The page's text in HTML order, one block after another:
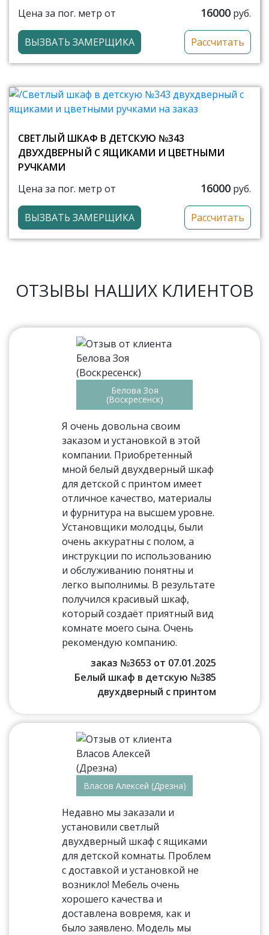
Цена за пог. метр от
16000 руб.
ВЫЗВАТЬ ЗАМЕРЩИКА Рассчитать
СВЕТЛЫЙ ШКАФ В ДЕТСКУЮ №343
ДВУХДВЕРНЫЙ С ЯЩИКАМИ И ЦВЕТНЫМИ
РУЧКАМИ
Цена за пог. метр от
16000 руб.
ВЫЗВАТЬ ЗАМЕРЩИКА Рассчитать
ОТЗЫВЫ НАШИХ КЛИЕНТОВ
Белова Зоя
(Воскресенск)
Я очень довольна своим
заказом и установкой в этой
компании. Приобретенный
мной белый двухдверный шкаф
для детской с принтом имеет
отличное качество, материалы
и фурнитура на высшем уровне.
Установщики молодцы, были
очень аккуратны с полом, а
инструкции по использованию
и обслуживанию понятны и
легко выполнимы. В результате
получился красивый шкаф,
который создаёт приятный вид
комнате моего сына. Очень
рекомендую компанию.
заказ №3653 от 07.01.2025
Белый шкаф в детскую №385
двухдверный с принтом
Власов Алексей (Дрезна)
Недавно мы заказали и
установили светлый
двухдверный шкаф с ящиками
для детской комнаты. Проблем
с доставкой и установкой не
возникло! Мебель очень
хорошего качества и
доставлена вовремя, как и
было заявлено. Модель мы